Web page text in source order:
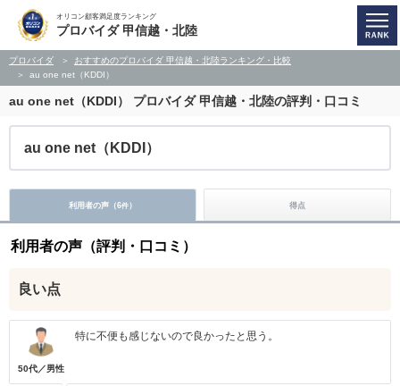
オリコン顧客満足度ランキング
プロバイダ 甲信越・北陸
プロバイダ
おすすめのプロバイダ 甲信越・北陸ランキング・比較
au one net（KDDI）
au one net（KDDI） プロバイダ 甲信越・北陸の評判・口コミ
au one net（KDDI）
利用者の声（6件） 得点
利用者の声（評判・口コミ）
良い点
50代／男性
特に不便も感じないので良かったと思う。